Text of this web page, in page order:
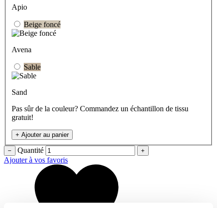
Apio
Beige foncé
Avena
Sable
Sand
Pas sûr de la couleur? Commandez un échantillon de tissu
gratuit!
+ Ajouter au panier
− Quantité +
Ajouter à vos favoris